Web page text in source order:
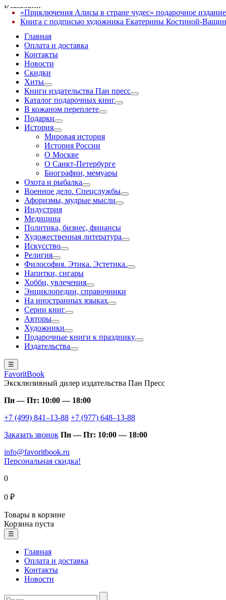
Категории
Главная
Оплата и доставка
Контакты
Новости
Скидки
Хиты
Книги издательства Пан пресс
Каталог подарочных книг
В кожаном переплете
Подарки
История
Мировая история
История России
О Москве
О Санкт-Петербурге
Биографии, мемуары
Охота и рыбалка
Военное дело. Спецслужбы
Афоризмы, мудрые мысли
Индустрия
Медицина
Политика, бизнес, финансы
Художественная литература
Искусство
Религия
Философия. Этика. Эстетика.
Напитки, сигары
Хобби, увлечения
Энциклопедии, справочники
На иностранных языках
Серии книг
Авторы
Художники
Подарочные книги к празднику
Издательства
☰
FavoritBook
Эксклюзивный дилер издательства Пан Пресс
Пн — Пт: 10:00 — 18:00
+7 (499) 841–13-88 +7 (977) 648–13-88
Заказать звонок Пн — Пт: 10:00 — 18:00
info@favoritbook.ru
Персональная скидка!
0
0 ₽
Товары в корзине
Корзина пуста
☰
Главная
Оплата и доставка
Контакты
Новости
«Приключения Алисы в стране чудес» подарочное издание
Книга с подписью художника Екатерины Костиной-